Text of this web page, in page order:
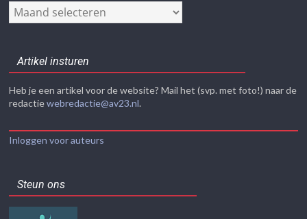
Nieuwsarchief
Artikel insturen
Heb je een artikel voor de website? Mail het (svp. met foto!) naar de
redactiewebredactie@av23.nl.
Inloggen voor auteurs
Steun ons